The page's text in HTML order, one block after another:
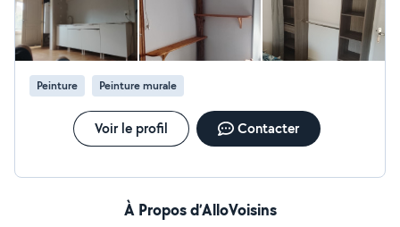
Peinture Peinture murale
Voir le profil Contacter
À Propos d’AlloVoisins